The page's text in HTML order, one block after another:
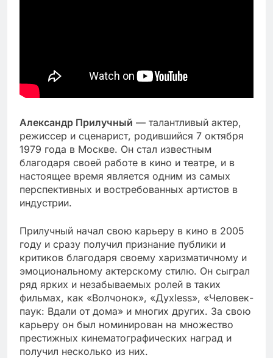
Александр Прилучный — талантливый актер,
режиссер и сценарист, родившийся 7 октября
1979 года в Москве. Он стал известным
благодаря своей работе в кино и театре, и в
настоящее время является одним из самых
перспективных и востребованных артистов в
индустрии.
Прилучный начал свою карьеру в кино в 2005
году и сразу получил признание публики и
критиков благодаря своему харизматичному и
эмоциональному актерскому стилю. Он сыграл
ряд ярких и незабываемых ролей в таких
фильмах, как «Волчонок», «Духless», «Человек-
паук: Вдали от дома» и многих других. За свою
карьеру он был номинирован на множество
престижных кинематографических наград и
получил несколько из них.